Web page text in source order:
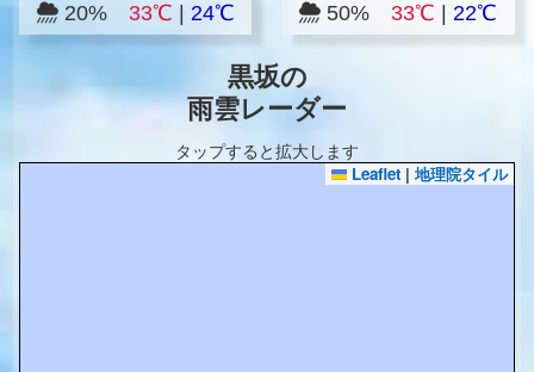
20% 33℃ 24℃ 50% 33℃ |22℃
黒坂の
雨雲レーダー
タップすると拡大します
Leaflet | 地理院タイル